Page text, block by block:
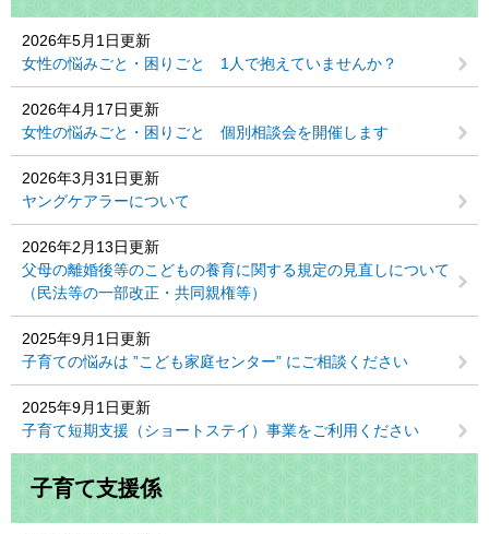
2026年5月1日更新
女性の悩みごと・困りごと 1人で抱えていませんか？
2026年4月17日更新
女性の悩みごと・困りごと 個別相談会を開催します
2026年3月31日更新
ヤングケアラーについて
2026年2月13日更新
父母の離婚後等のこどもの養育に関する規定の見直しについて
（民法等の一部改正・共同親権等）
2025年9月1日更新
子育ての悩みは ”こども家庭センター” にご相談ください
2025年9月1日更新
子育て短期支援（ショートステイ）事業をご利用ください
子育て支援係